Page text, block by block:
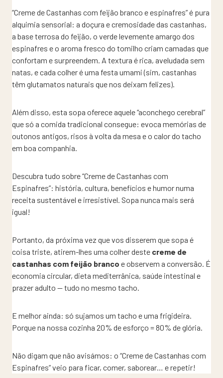
“Creme de Castanhas com feijão branco e espinafres” é pura
alquimia sensorial: a doçura e cremosidade das castanhas,
a base terrosa do feijão, o verde levemente amargo dos
espinafres e o aroma fresco do tomilho criam camadas que
confortam e surpreendem. A textura é rica, aveludada sem
natas, e cada colher é uma festa umami (sim, castanhas
têm glutamatos naturais que nos deixam felizes).
Além disso, esta sopa oferece aquele “aconchego cerebral”
que só a comida tradicional consegue: evoca memórias de
outonos antigos, risos à volta da mesa e o calor do tacho
em boa companhia.
Descubra tudo sobre “Creme de Castanhas com
Espinafres”: história, cultura, benefícios e humor numa
receita sustentável e irresistível. Sopa nunca mais será
igual!
Portanto, da próxima vez que vos disserem que sopa é
coisa triste, atirem-lhes uma colher deste creme de
castanhas com feijão branco e observem a conversão. É
economia circular, dieta mediterrânica, saúde intestinal e
prazer adulto — tudo no mesmo tacho.
E melhor ainda: só sujamos um tacho e uma frigideira.
Porque na nossa cozinha 20% de esforço = 80% de glória.
Não digam que não avisámos: o “Creme de Castanhas com
Espinafres” veio para ficar, comer, saborear… e repetir!